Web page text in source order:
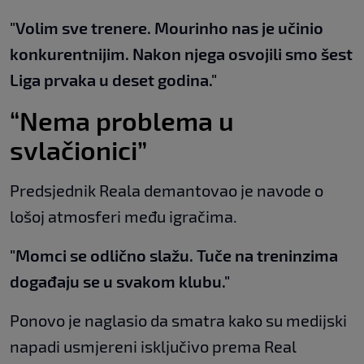
"Volim sve trenere. Mourinho nas je učinio
konkurentnijim. Nakon njega osvojili smo šest
Liga prvaka u deset godina."
“Nema problema u
svlačionici”
Predsjednik Reala demantovao je navode o
lošoj atmosferi među igračima.
"Momci se odlično slažu. Tuče na treninzima
događaju se u svakom klubu."
Ponovo je naglasio da smatra kako su medijski
napadi usmjereni isključivo prema Real